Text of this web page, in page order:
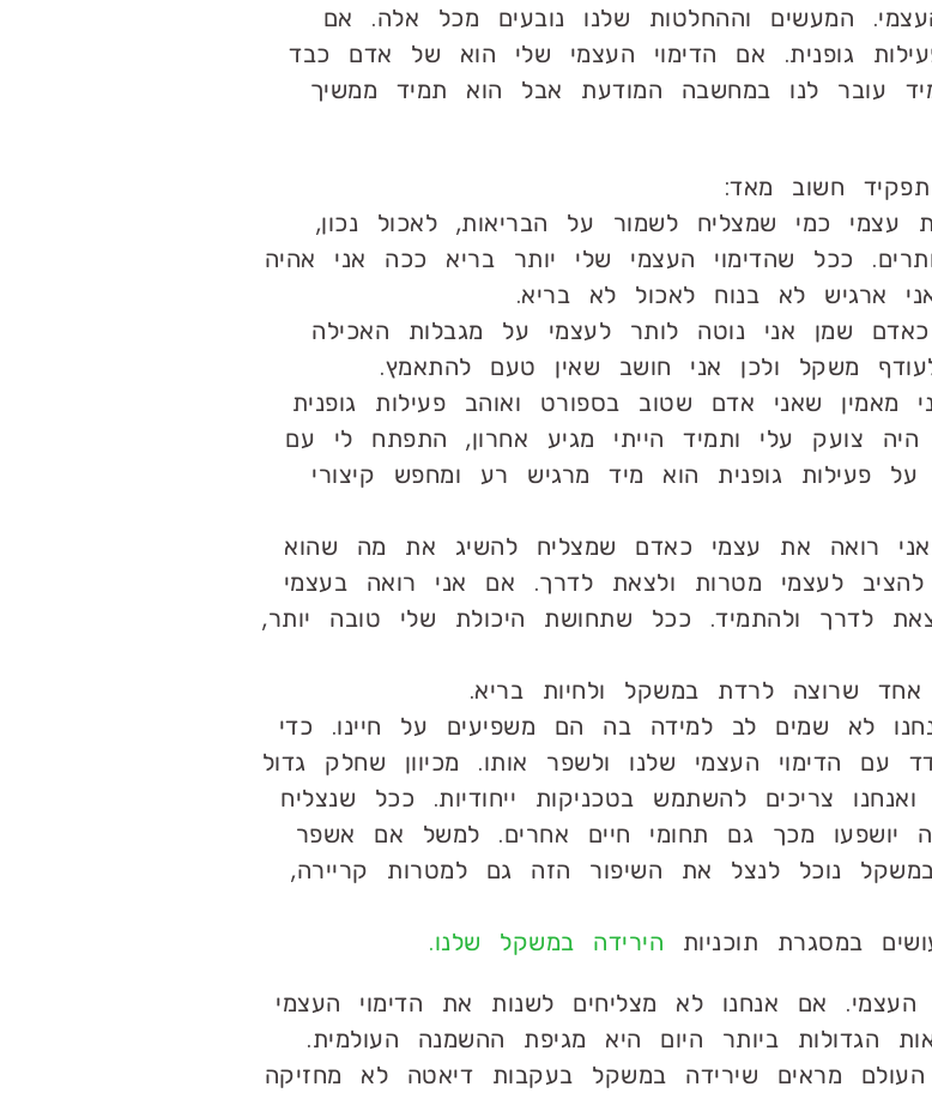
המעשים וההחלטות שלנו נובעים מכל אלה. אם
גופנית. אם הדימוי העצמי שלי הוא של אדם כבד
עובר לנו במחשבה המודעת אבל הוא תמיד ממשיך
חשוב מאד:
כמי שמצליח לשמור על הבריאות, לאכול נכון,
ככל שהדימוי העצמי שלי יותר בריא ככה אני אהיה
ארגיש לא בנוח לאכול לא בריא.
שמן אני נוטה לותר לעצמי על מגבלות האכילה
משקל ולכן אני חושב שאין טעם להתאמץ.
שאני אדם שטוב בספורט ואוהב פעילות גופנית
צועק עלי ותמיד הייתי מגיע אחרון, התפתח לי עם
גופנית הוא מיד מרגיש רע ומחפש קיצורי
רואה את עצמי כאדם שמצליח להשיג את מה שהוא
להציב לעצמי מטרות ולצאת לדרך. אם אני רואה בעצמי
לדרך ולהתמיד. ככל שתחושת היכולת שלי טובה יותר,
שרוצה לרדת במשקל ולחיות בריא.
לא שמים לב למידה בה הם משפיעים על חיינו. כדי
הדימוי העצמי שלנו ולשפר אותו. מכיוון שחלק גדול
צריכים להשתמש בטכניקות ייחודיות. ככל שנצליח
יושפעו מכך גם תחומי חיים אחרים. למשל אם אשפר
נוכל לנצל את השיפור הזה גם למטרות קריירה,
במסגרת תוכניות הירידה במשקל שלנו.
אם אנחנו לא מצליחים לשנות את הדימוי העצמי
הגדולות ביותר היום היא מגיפת ההשמנה העולמית.
מראים שירידה במשקל בעקבות דיאטה לא מחזיקה